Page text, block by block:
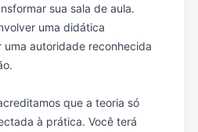
sua sala de aula.
uma didática
autoridade reconhecida
que a teoria só
à prática. Você terá